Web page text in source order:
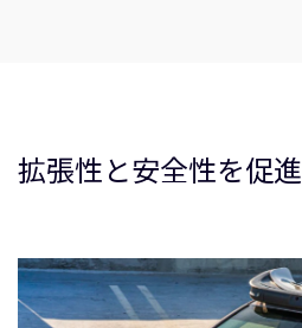
拡張性と安全性を促進